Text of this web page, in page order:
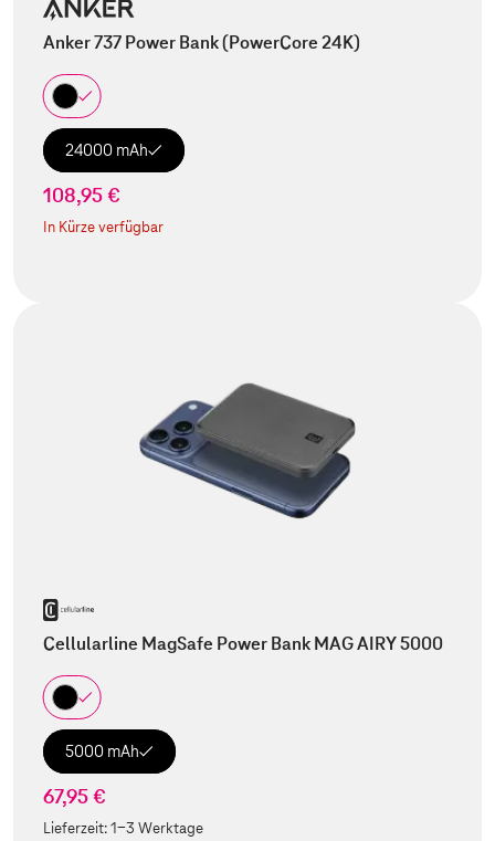
Anker 737 Power Bank (PowerCore 24K)
24000 mAh
108,95 €
In Kürze verfügbar
Cellularline MagSafe Power Bank MAG AIRY 5000
5000 mAh
67,95 €
Lieferzeit:1-3 Werktage